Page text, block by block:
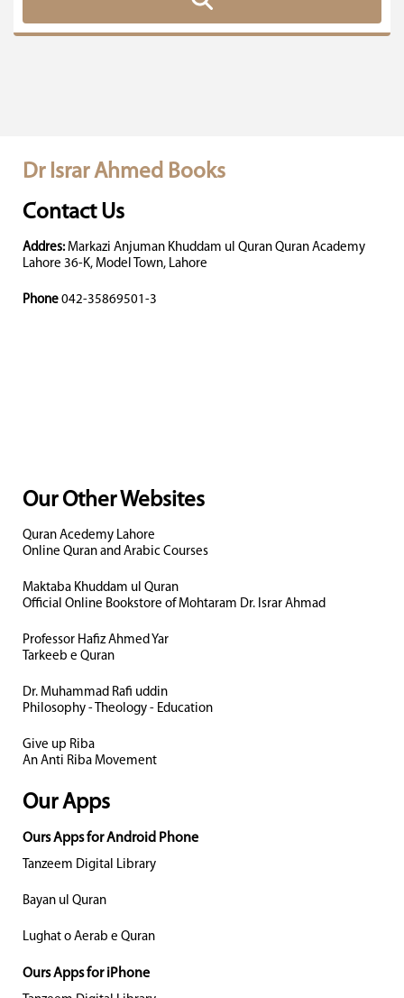
Dr Israr Ahmed Books
Contact Us
Addres: Markazi Anjuman Khuddam ul Quran Quran Academy
Lahore 36-K, Model Town, Lahore
Phone 042-35869501-3
Our Other Websites
Quran Acedemy Lahore
Online Quran and Arabic Courses
Maktaba Khuddam ul Quran
Official Online Bookstore of Mohtaram Dr. Israr Ahmad
Professor Hafiz Ahmed Yar
Tarkeeb e Quran
Dr. Muhammad Rafi uddin
Philosophy - Theology - Education
Give up Riba
An Anti Riba Movement
Our Apps
Ours Apps for Android Phone
Tanzeem Digital Library
Bayan ul Quran
Lughat o Aerab e Quran
Ours Apps for iPhone